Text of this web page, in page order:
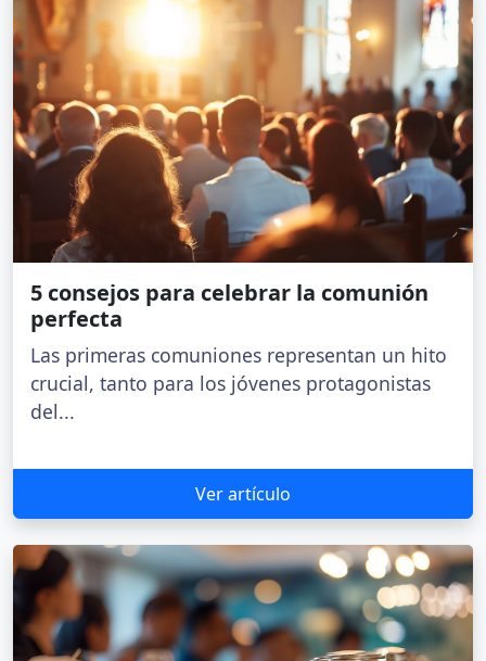
5 consejos para celebrar la comunión
perfecta
Las primeras comuniones representan un hito
crucial, tanto para los jóvenes protagonistas
del...
Ver artículo